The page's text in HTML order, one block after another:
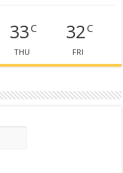
33C
THU
32C
FRI